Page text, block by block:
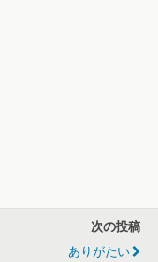
次の投稿
ありがたい